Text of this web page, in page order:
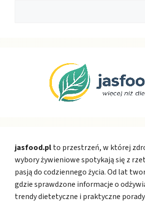
jasfood.plto przestrzeń, w której
wybory żywieniowe spotykają się z
pasją do codziennego życia. Od lat
gdzie sprawdzone informacje o
trendy dietetyczne i praktyczne